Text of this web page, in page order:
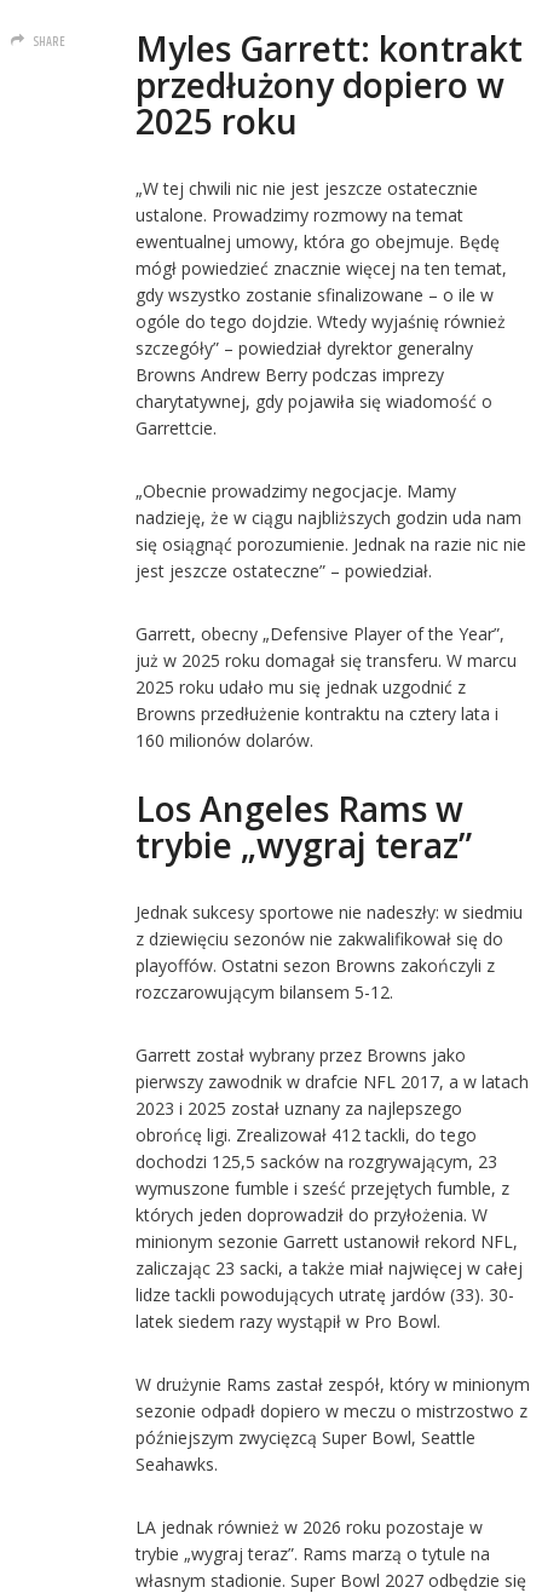
Myles Garrett: kontrakt
przedłużony dopiero w
2025 roku
„W tej chwili nic nie jest jeszcze ostatecznie
ustalone. Prowadzimy rozmowy na temat
ewentualnej umowy, która go obejmuje. Będę
mógł powiedzieć znacznie więcej na ten temat,
gdy wszystko zostanie sfinalizowane – o ile w
ogóle do tego dojdzie. Wtedy wyjaśnię również
szczegóły” – powiedział dyrektor generalny
Browns Andrew Berry podczas imprezy
charytatywnej, gdy pojawiła się wiadomość o
Garrettcie.
„Obecnie prowadzimy negocjacje. Mamy
nadzieję, że w ciągu najbliższych godzin uda nam
się osiągnąć porozumienie. Jednak na razie nic nie
jest jeszcze ostateczne” – powiedział.
Garrett, obecny „Defensive Player of the Year”,
już w 2025 roku domagał się transferu. W marcu
2025 roku udało mu się jednak uzgodnić z
Browns przedłużenie kontraktu na cztery lata i
160 milionów dolarów.
Los Angeles Rams w
trybie „wygraj teraz”
Jednak sukcesy sportowe nie nadeszły: w siedmiu
z dziewięciu sezonów nie zakwalifikował się do
playoffów. Ostatni sezon Browns zakończyli z
rozczarowującym bilansem 5-12.
Garrett został wybrany przez Browns jako
pierwszy zawodnik w drafcie NFL 2017, a w latach
2023 i 2025 został uznany za najlepszego
obrońcę ligi. Zrealizował 412 tackli, do tego
dochodzi 125,5 sacków na rozgrywającym, 23
wymuszone fumble i sześć przejętych fumble, z
których jeden doprowadził do przyłożenia. W
minionym sezonie Garrett ustanowił rekord NFL,
zaliczając 23 sacki, a także miał najwięcej w całej
lidze tackli powodujących utratę jardów (33). 30-
latek siedem razy wystąpił w Pro Bowl.
W drużynie Rams zastał zespół, który w minionym
sezonie odpadł dopiero w meczu o mistrzostwo z
późniejszym zwycięzcą Super Bowl, Seattle
Seahawks.
LA jednak również w 2026 roku pozostaje w
trybie „wygraj teraz”. Rams marzą o tytule na
własnym stadionie. Super Bowl 2027 odbędzie się
SHARE